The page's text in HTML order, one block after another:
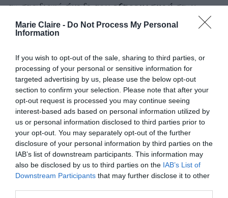
Marie Claire - Do Not Process My Personal
Information
If you wish to opt-out of the sale, sharing to third parties, or
processing of your personal or sensitive information for
targeted advertising by us, please use the below opt-out
section to confirm your selection. Please note that after your
opt-out request is processed you may continue seeing
interest-based ads based on personal information utilized by
us or personal information disclosed to third parties prior to
your opt-out. You may separately opt-out of the further
disclosure of your personal information by third parties on the
IAB’s list of downstream participants. This information may
also be disclosed by us to third parties on the IAB’s List of
Downstream Participants that may further disclose it to other
τη σταδιακήάνοδοτουεξτρεμισμούστην
Υεμένη από τα μέσα της δεκαετίας του ‘90 και
το πώς αυτή επηρεάζει τις γυναίκες και τα
κορίτσια. Η Υεμένη, μια ούτως ή άλλως
συντηρητική χώρα, γίνεται όλο και πιο
συντηρητική, πράγμα που βρίσκω ιδιαίτερα
ανησυχητικό. Το βλέπουμε στις μαντήλες των
γυναικών. Αυτή η υπερ-κάλυψη [του σώματός
τους] αποτελεί σύμπτωμα εξτρεμισμού».
Η έμπνευση του έργου «Μητέρα, κόρη,